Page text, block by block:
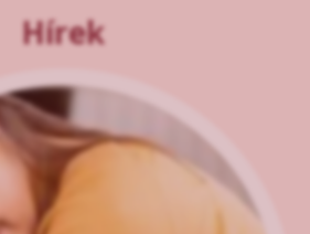
Hírek